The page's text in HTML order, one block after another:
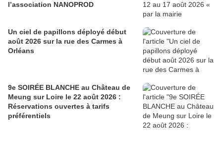
l’association NANOPROD
Un ciel de papillons déployé début
août 2026 sur la rue des Carmes à
Orléans
9e SOIRÉE BLANCHE au Château de
Meung sur Loire le 22 août 2026 :
Réservations ouvertes à tarifs
préférentiels